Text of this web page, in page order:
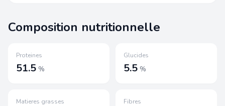
Composition nutritionnelle
Proteines
51.5 %
Glucides
5.5 %
Matieres grasses Fibres